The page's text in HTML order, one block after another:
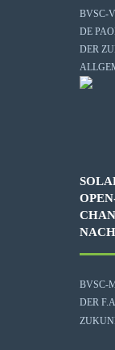
BVSC-
DE
DER
BVSC-
DER